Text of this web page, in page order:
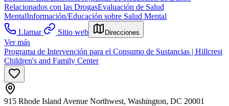
Relacionados con las DrogasEvaluación de Salud
MentalInformación/Educación sobre Salud Mental
Llamar
Sitio web Direcciones
Ver más
Programa de Intervención para el Consumo de Sustancias | Hillcrest
Children's and Family Center
915 Rhode Island Avenue Northwest, Washington, DC 20001